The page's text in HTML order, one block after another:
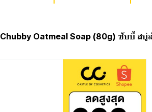
Chubby Oatmeal Soap (80g) ชับบี้ ส